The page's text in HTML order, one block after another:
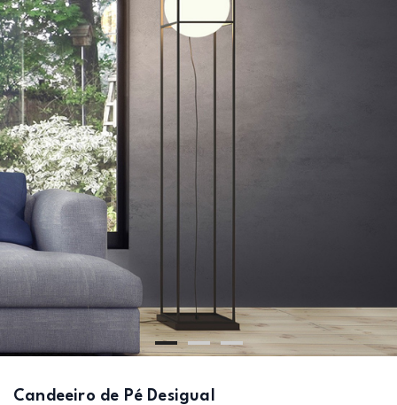
Candeeiro de Pé Desigual